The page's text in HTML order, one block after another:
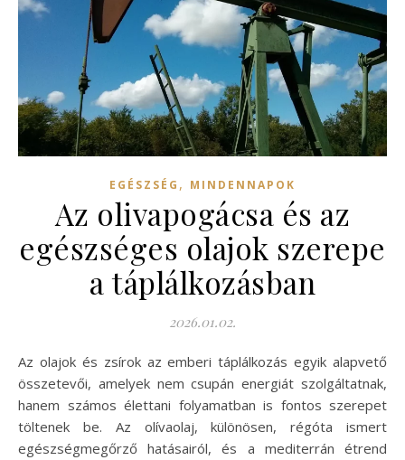
EGÉSZSÉG , MINDENNAPOK
Az olivapogácsa és az
egészséges olajok szerepe
a táplálkozásban
2026.01.02.
Az olajok és zsírok az emberi táplálkozás egyik alapvető
összetevői, amelyek nem csupán energiát szolgáltatnak,
hanem számos élettani folyamatban is fontos szerepet
töltenek be. Az olívaolaj, különösen, régóta ismert
egészségmegőrző hatásairól, és a mediterrán étrend